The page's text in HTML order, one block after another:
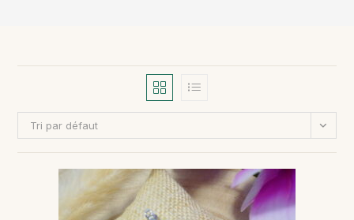
Tri par défaut